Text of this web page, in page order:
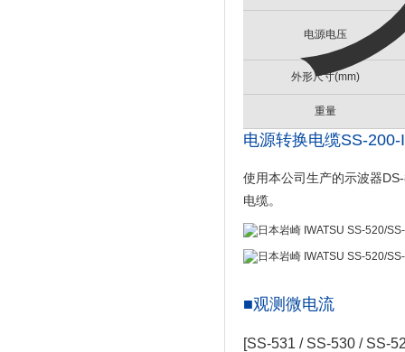
电源电压
外形尺寸(mm)
重量
电源转换电缆SS-
使用本公司生产的示波器
电缆。
■观测微电流
[SS-531 / SS-530 / SS-